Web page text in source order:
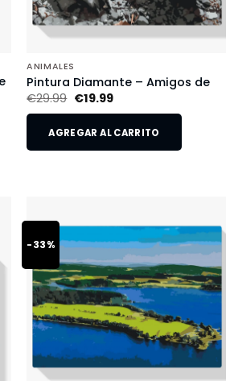
ANIMALES
Pintura Diamante – Amigos de
€29.99 €19.99
AGREGAR AL CARRITO
-33%